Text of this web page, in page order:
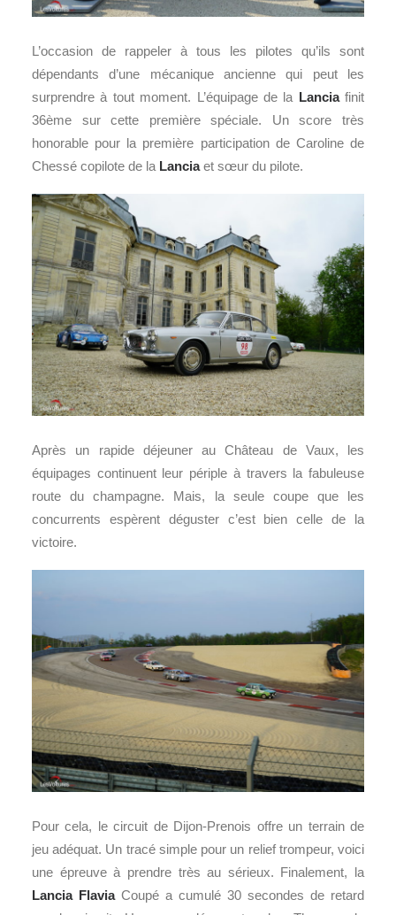
L’occasion de rappeler à tous les pilotes qu’ils sont
dépendants d’une mécanique ancienne qui peut les
surprendre à tout moment. L’équipage de la Lanciafinit
36ème sur cette première spéciale. Un score très
honorable pour la première participation de Caroline de
Chessé copilote de la Lanciaet sœur du pilote.
Après un rapide déjeuner au Château de Vaux, les
équipages continuent leur périple à travers la fabuleuse
route du champagne. Mais, la seule coupe que les
concurrents espèrent déguster c’est bien celle de la
victoire.
Pour cela, le circuit de Dijon-Prenois offre un terrain de
jeu adéquat. Un tracé simple pour un relief trompeur, voici
une épreuve à prendre très au sérieux. Finalement, la
Lancia FlaviaCoupé a cumulé 30 secondes de retard